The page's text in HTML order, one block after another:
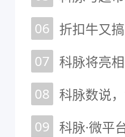
06
07 科脉将亮
08 科脉数说
09 科脉·微平